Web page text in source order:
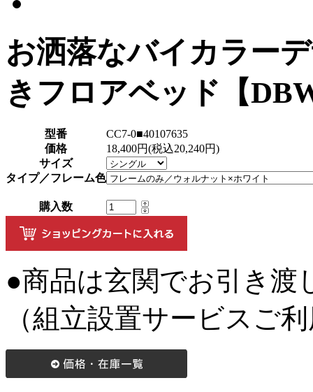
お洒落なバイカラー
きフロアベッド【
型番
CC7-0■40107635
価格
18,400円(税込20,240円)
サイズ
タイプ／フレーム色
購入数
●商品は玄関でお引き渡
（組立設置サービスご